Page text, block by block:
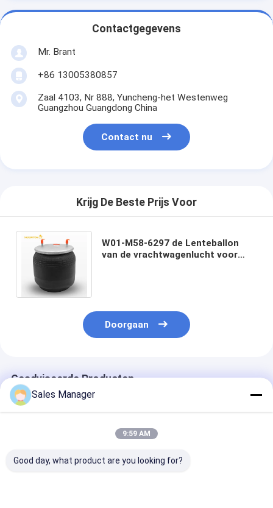
Contactgegevens
Mr. Brant
+86 13005380857
Zaal 4103, Nr 888, Yuncheng-het Westenweg
Guangzhou Guangdong China
Contact nu
Krijg De Beste Prijs Voor
W01-M58-6297 de Lenteballon
van de vrachtwagenlucht voor
Doorgaan
Geadviseerde Producten
Sales Manager
9:59 AM
Good day, what product are you looking for?